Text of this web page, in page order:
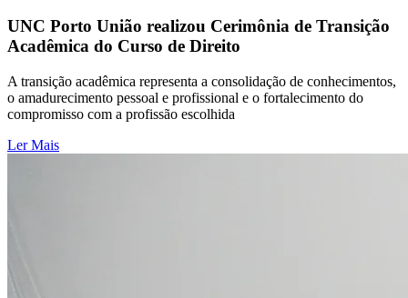
UNC Porto União realizou Cerimônia de Transição
Acadêmica do Curso de Direito
A transição acadêmica representa a consolidação de conhecimentos,
o amadurecimento pessoal e profissional e o fortalecimento do
compromisso com a profissão escolhida
Ler Mais